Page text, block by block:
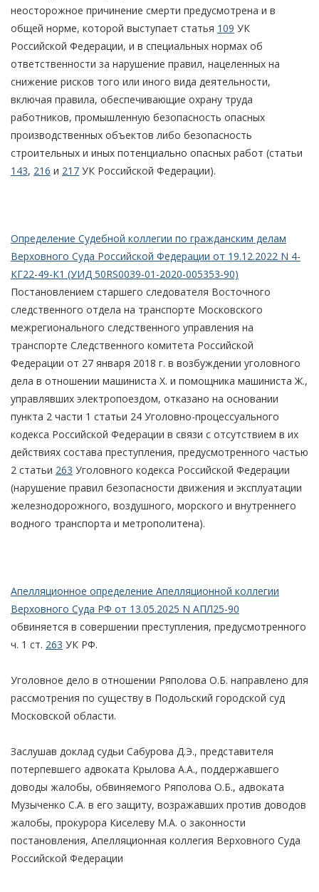
неосторожное причинение смерти предусмотрена и в
общей норме, которой выступает статья 109 УК
Российской Федерации, и в специальных нормах об
ответственности за нарушение правил, нацеленных на
снижение рисков того или иного вида деятельности,
включая правила, обеспечивающие охрану труда
работников, промышленную безопасность опасных
производственных объектов либо безопасность
строительных и иных потенциально опасных работ (статьи
143, 216 и 217 УК Российской Федерации).
Определение Судебной коллегии по гражданским делам
Верховного Суда Российской Федерации от 19.12.2022 N 4-
КГ22-49-К1 (УИД 50RS0039-01-2020-005353-90)
Постановлением старшего следователя Восточного
следственного отдела на транспорте Московского
межрегионального следственного управления на
транспорте Следственного комитета Российской
Федерации от 27 января 2018 г. в возбуждении уголовного
дела в отношении машиниста Х. и помощника машиниста Ж.,
управлявших электропоездом, отказано на основании
пункта 2 части 1 статьи 24 Уголовно-процессуального
кодекса Российской Федерации в связи с отсутствием в их
действиях состава преступления, предусмотренного частью
2 статьи 263 Уголовного кодекса Российской Федерации
(нарушение правил безопасности движения и эксплуатации
железнодорожного, воздушного, морского и внутреннего
водного транспорта и метрополитена).
Апелляционное определение Апелляционной коллегии
Верховного Суда РФ от 13.05.2025 N АПЛ25-90
обвиняется в совершении преступления, предусмотренного
ч. 1 ст. 263 УК РФ.
Уголовное дело в отношении Ряполова О.Б. направлено для
рассмотрения по существу в Подольский городской суд
Московской области.
Заслушав доклад судьи Сабурова Д.Э., представителя
потерпевшего адвоката Крылова А.А., поддержавшего
доводы жалобы, обвиняемого Ряполова О.Б., адвоката
Музыченко С.А. в его защиту, возражавших против доводов
жалобы, прокурора Киселеву М.А. о законности
постановления, Апелляционная коллегия Верховного Суда
Российской Федерации